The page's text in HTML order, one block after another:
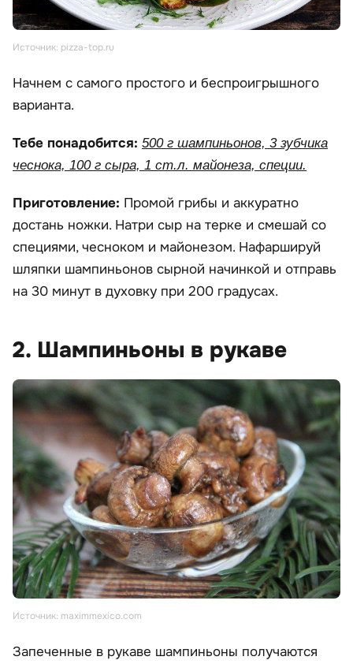
Источник: pizza-top.ru
Начнем с самого простого и беспроигрышного
варианта.
Тебе понадобится: 500 г шампиньонов, 3 зубчика
чеснока, 100 г сыра, 1 ст.л. майонеза, специи.
Приготовление: Промой грибы и аккуратно
достань ножки. Натри сыр на терке и смешай со
специями, чесноком и майонезом. Нафаршируй
шляпки шампиньонов сырной начинкой и отправь
на 30 минут в духовку при 200 градусах.
2. Шампиньоны в рукаве
Источник: maximmexico.com
Запеченные в рукаве шампиньоны получаются